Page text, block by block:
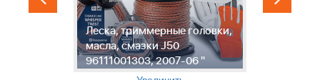
Леска, триммерные головки,
масла, смазки J50
96111001303, 2007-06 "